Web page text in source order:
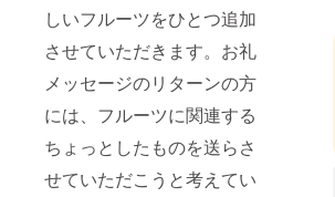
しいフルーツをひとつ追加
させていただきます。お礼
メッセージのリターンの方
には、フルーツに関連する
ちょっとしたものを送らさ
せていただこうと考えてい